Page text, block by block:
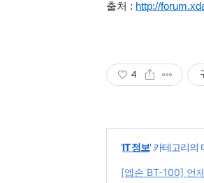
출처 : http://
4
'IT 정보' 카테고리의
[엡손 BT-100] 언